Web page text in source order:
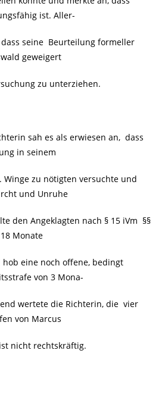
ist. Aller-
seine Beurteilung formeller
geweigert
zu unterziehen.
sah es als erwiesen an, dass
in seinem
zu nötigten versuchte und
und Unruhe
den Angeklagten nach § 15 iVm §§
Monate
eine noch offene, bedingt
von 3 Mona-
wertete die Richterin, die vier
von Marcus
nicht rechtskräftig.